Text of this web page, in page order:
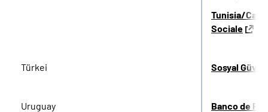
Tunisia/
Sociale
Türkei Sosyal
Uruguay Banco de